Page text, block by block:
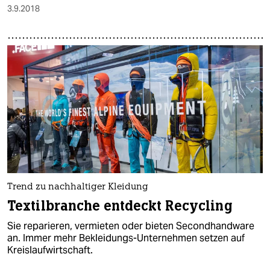
3.9.2018
Trend zu nachhaltiger Kleidung
Textilbranche entdeckt Recycling
Sie reparieren, vermieten oder bieten Secondhandware
an. Immer mehr Bekleidungs-Unternehmen setzen auf
Kreislaufwirtschaft.